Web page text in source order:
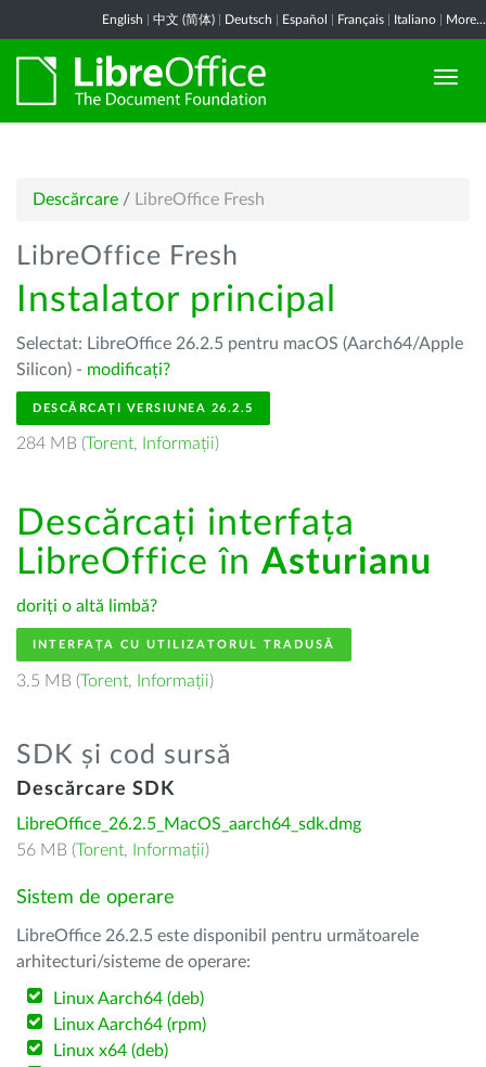
English 中文 (简体) Deutsch Español Français Italiano More...
Descărcare / LibreOffice Fresh
LibreOffice Fresh
Instalator principal
Selectat: LibreOffice 26.2.5 pentru macOS (Aarch64/Apple
Silicon) - modificați?
DESCĂRCAȚI VERSIUNEA 26.2.5
284 MB (Torent, Informații)
Descărcați interfața
LibreOffice în Asturianu
doriți o altă limbă?
INTERFAȚA CU UTILIZATORUL TRADUSĂ
3.5 MB (Torent, Informații)
SDK și cod sursă
Descărcare SDK
LibreOffice_26.2.5_MacOS_aarch64_sdk.dmg
56 MB (Torent, Informații)
Sistem de operare
LibreOffice 26.2.5 este disponibil pentru următoarele
arhitecturi/sisteme de operare:
Linux Aarch64 (deb)
Linux Aarch64 (rpm)
Linux x64 (deb)